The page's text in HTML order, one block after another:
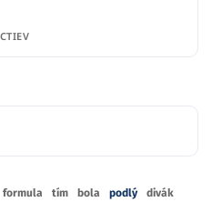
formula tím bola podlý divák